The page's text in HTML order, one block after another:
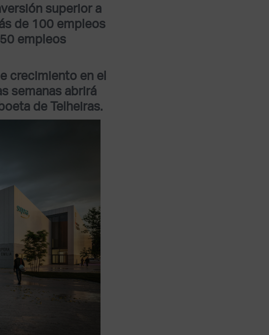
superior a
de 100 empleos
empleos
crecimiento en el
semanas abrirá
de Telheiras.